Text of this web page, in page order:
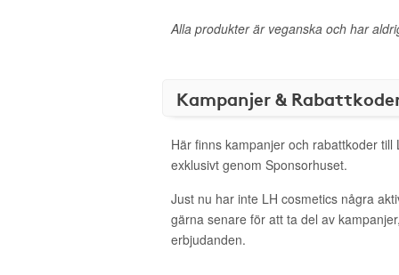
Alla produkter är veganska och har
Kampanjer &
Här finns kampanjer och rabattkoder
exklusivt genom Sponsorhuset.
Just nu har inte LH cosmetics några
gärna senare för att ta del av
erbjudanden.